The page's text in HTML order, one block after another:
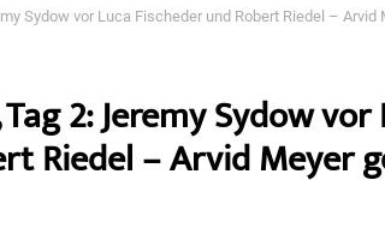
Sydow vor Luca Fischeder und Robert Riedel – Arvid
2: Jeremy Sydow vor
Riedel – Arvid Meyer